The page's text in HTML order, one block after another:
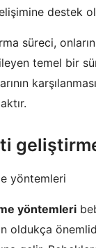
destek
süreci,
temel bir
yöntemleri
yöntemleri